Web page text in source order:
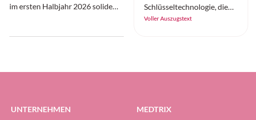
im ersten Halbjahr 2026 solide
halten.
Schlüsseltechnologie, die
für eine hohe Effizienz und
Voller Auszugstext
UNTERNEHMEN MEDTRIX